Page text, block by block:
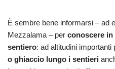
È sembre bene informarsi – ad
Mezzalama – per conoscere
sentiero: ad altitudini
o ghiaccio lungo i sentieri